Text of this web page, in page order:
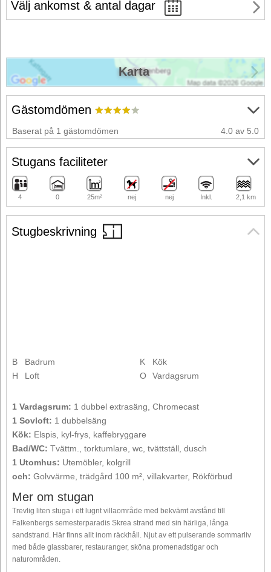
Välj ankomst & antal dagar
Stugbeskrivning
B
Badrum
H
Loft
K
Kök
O
Vardagsrum
1 Vardagsrum: 1 dubbel extrasäng, Chromecast
1 Sovloft: 1 dubbelsäng
Kök: Elspis, kyl-frys, kaffebryggare
Bad/WC: Tvättm., torktumlare, wc, tvättställ, dusch
1 Utomhus: Utemöbler, kolgrill
och: Golvvärme, trädgård 100 m², villakvarter, Rökförbud
Mer om stugan
Trevlig liten stuga i ett lugnt villaområde med bekvämt avstånd till
Falkenbergs semesterparadis Skrea strand med sin härliga, långa
sandstrand. Här finns allt inom räckhåll. Njut av ett pulserande sommarliv
med både glassbarer, restauranger, sköna promenadstigar och
naturområden.
Gästomdömen
Baserat på 1 gästomdömen 4.0 av 5.0
Stugans faciliteter
4 0 25m² nej nej Inkl. 2,1 km
Karta